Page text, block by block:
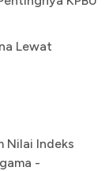
Lewat
Nilai Indeks
-